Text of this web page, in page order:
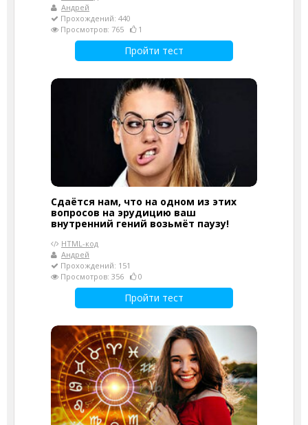
Андрей
Прохождений: 440
Просмотров: 765
1
Пройти тест
Сдаётся нам, что на одном из этих
вопросов на эрудицию ваш
внутренний гений возьмёт паузу!
HTML-код
Андрей
Прохождений: 151
Просмотров: 356
0
Пройти тест